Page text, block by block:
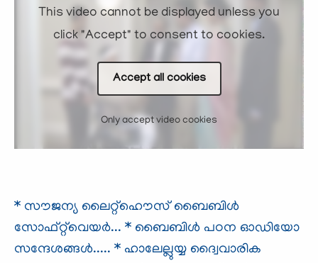
This video cannot be displayed unless you
click "Accept" to consent to cookies.
Accept all cookies
Only accept video cookies
* സൗജന്യ ലൈറ്റ്ഹൌസ് ബൈബിള്‍
സോഫ്റ്റ്‌വെയര്‍... * ബൈബിള്‍ പഠന ഓഡിയോ
സന്ദേശങ്ങള്‍..... * ഹാലേല്ലുയ്യ ദ്വൈവാരിക